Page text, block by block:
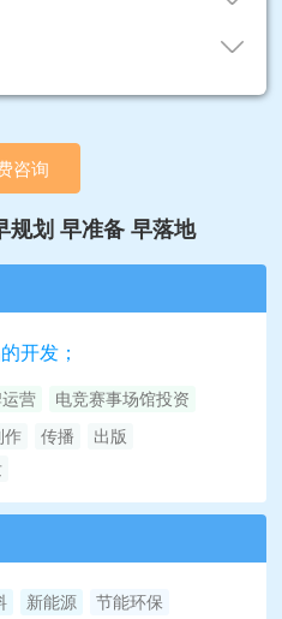
咨询
规划 早准备 早落地
开发；
营
电竞赛事场馆投资
作 传播
出版
新能源
节能环保